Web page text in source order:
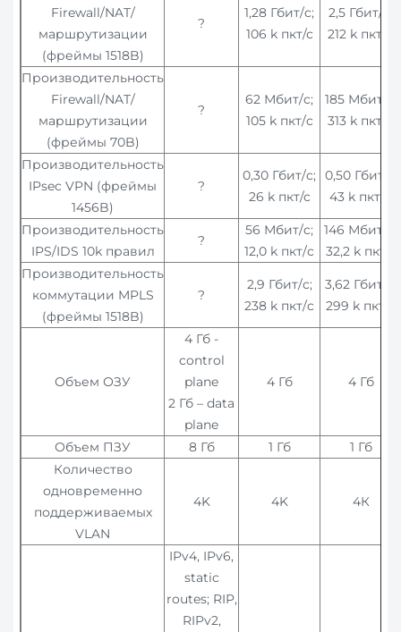
Firewall/NAT/
маршрутизации
(фреймы 1518B)
?
1,28 Гбит/c;
106 k пкт/с
2,5 Гбит/c;
212 k пкт/c
Производительность
Firewall/NAT/
маршрутизации
(фреймы 70B)
?
62 Мбит/c;
105 k пкт/c
185 Мбит/c;
313 k пкт/c
Производительность
IPsec VPN (фреймы
1456B)
?
0,30 Гбит/c;
26 k пкт/с
0,50 Гбит/с;
43 k пкт/c
Производительность
IPS/IDS 10k правил
?
56 Мбит/c;
12,0 k пкт/c
146 Мбит/c;
32,2 k пкт/с
Производительность
коммутации MPLS
(фреймы 1518B)
?
2,9 Гбит/c;
238 k пкт/c
3,62 Гбит/c;
299 k пкт/c
Объем ОЗУ
4 Гб -
control
plane
2 Гб – data
plane
4 Гб 4 Гб
Объем ПЗУ 8 Гб 1 Гб
1 Гб
Количество
одновременно
поддерживаемых
VLAN
4K 4K 4К
IPv4, IPv6,
static
routes; RIP,
RIPv2,